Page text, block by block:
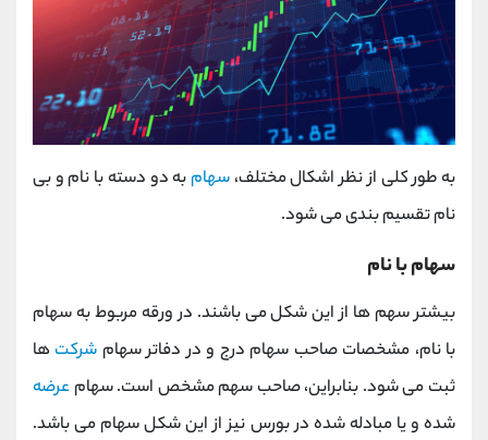
به طور کلی از نظر اشکال مختلف، سهام به دو دسته با نام و بی
نام تقسیم بندی می شود.
سهام با نام
بیشتر سهم ها از این شکل می باشند. در ورقه مربوط به سهام
با نام، مشخصات صاحب سهام درج و در دفاتر سهام شرکت ها
ثبت می شود. بنابراین، صاحب سهم مشخص است. سهام عرضه
شده و یا مبادله شده در بورس نیز از این شکل سهام می باشد.